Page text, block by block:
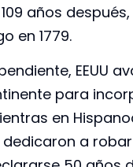
109 años
en 1779.
EEUU
para
en
dedicaron a